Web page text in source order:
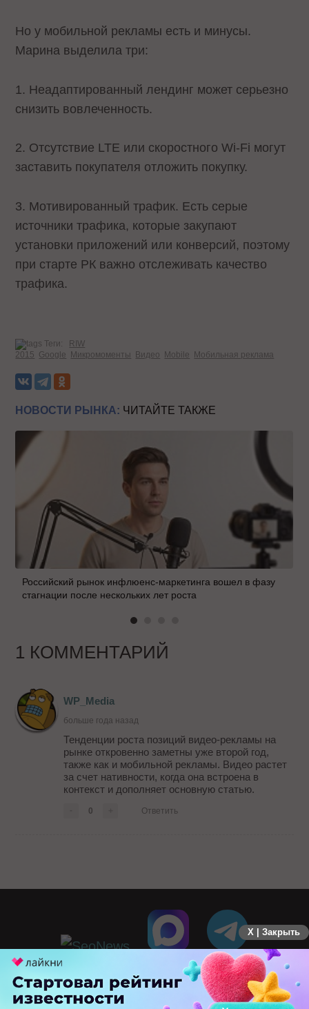
Но у мобильной рекламы есть и минусы.
Марина выделила три:
1. Неадаптированный лендинг может серьезно
снизить вовлеченность.
2. Отсутствие LTE или скоростного Wi-Fi могут
заставить покупателя отложить покупку.
3. Мотивированный трафик. Есть серые
источники трафика, которые закупают
установки приложений или конверсий, поэтому
при старте РК важно отслеживать качество
трафика.
Теги:
RIW
2015 Google Микромоменты Видео Mobile Мобильная реклама
НОВОСТИ РЫНКА: ЧИТАЙТЕ ТАКЖЕ
Российский рынок инфлюенс-маркетинга вошел в фазу
стагнации после нескольких лет роста
1 КОММЕНТАРИЙ
WP_Media
больше года назад
Тенденции роста позиций видео-рекламы на
рынке откровенно заметны уже второй год,
также как и мобильной рекламы. Видео растет
за счет нативности, когда она встроена в
контекст и дополняет основную статью.
0 Ответить
X | Закрыть
ПЕРЕЙТИ НА ПОЛНУЮ ВЕРСИЮ
© SEOnews.ru Все права защищены. 2026